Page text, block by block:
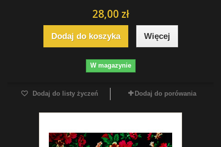
28,00 zł
Dodaj do koszyka Więcej
W magazynie
Dodaj do listy życzeń Dodaj do porówania